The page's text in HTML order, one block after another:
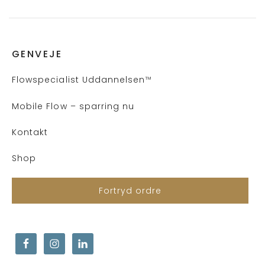
GENVEJE
Flowspecialist Uddannelsen™
Mobile Flow – sparring nu
Kontakt
Shop
Fortryd ordre